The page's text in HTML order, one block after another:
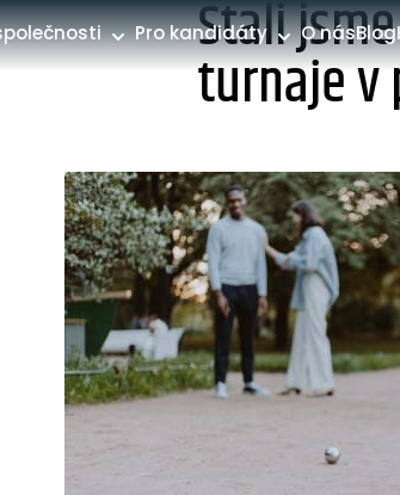
Pro kandidáty O násBlog
Stali
turnaje v